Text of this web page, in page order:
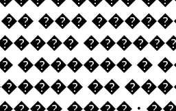
���
������� �
��